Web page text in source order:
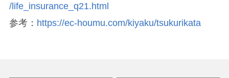
/life_insurance_q21.html
参考： https://ec-houmu.com/kiyaku/tsukurikata